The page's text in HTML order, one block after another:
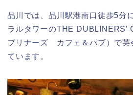
品川では、品川駅港南口徒歩5分
ラルタワーのTHE DUBLINERS’
ブリナーズ カフェ＆パブ）で英
ています。